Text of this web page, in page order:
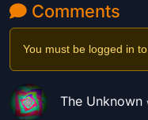
Comments
You must be logged in
The Unknown